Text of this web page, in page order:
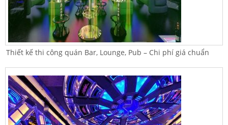
Thiết kế thi công quán Bar, Lounge, Pub – Chi phí giá chuẩn